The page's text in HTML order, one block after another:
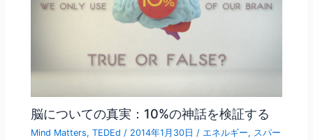
脳についての真実：10%の神話を検証する
Mind Matters,TEDEd / 2014年1月30日 / エネルギー, スパー